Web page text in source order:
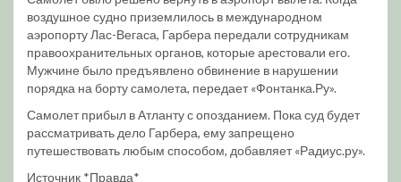
воздушное судно приземлилось в международном
аэропорту Лас-Вегаса, Гарбера передали сотрудникам
правоохранительных органов, которые арестовали его.
Мужчине было предъявлено обвинение в нарушении
порядка на борту самолета, передает «Фонтанка.Ру».
Самолет прибыл в Атланту с опозданием. Пока суд будет
рассматривать дело Гарбера, ему запрещено
путешествовать любым способом, добавляет «Радиус.ру».
Источник *Правда*